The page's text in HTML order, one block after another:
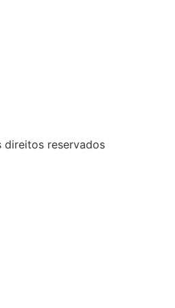
direitos reservados